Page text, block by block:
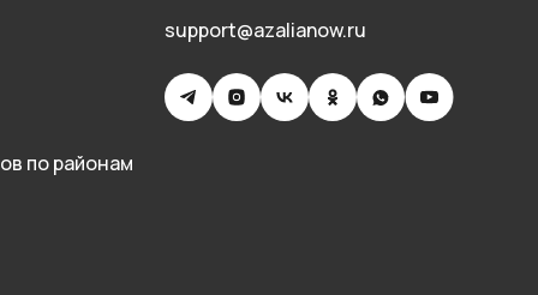
по районам
support@azalianow.ru